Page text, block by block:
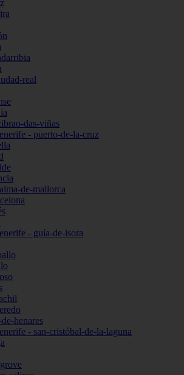
real
das-viñas
- puerto-de-la-cruz
de-mallorca
- guía-de-isora
henares
- san-cristóbal-de-la-laguna